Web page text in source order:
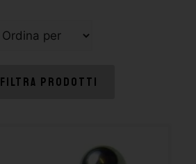
FILTRA PRODOTTI